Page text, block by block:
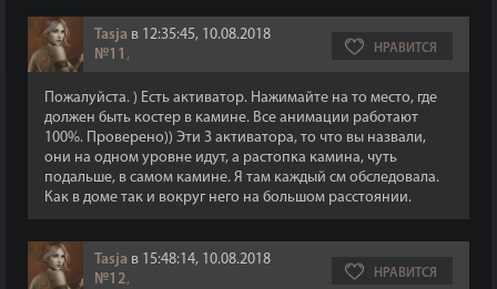
Tasja в 12:35:45, 10.08.2018
№11 , НРАВИТСЯ
Пожалуйста. ) Есть активатор. Нажимайте на то место, где
должен быть костер в камине. Все анимации работают
100%. Проверено)) Эти 3 активатора, то что вы назвали,
они на одном уровне идут, а растопка камина, чуть
подальше, в самом камине. Я там каждый см обследовала.
Как в доме так и вокруг него на большом расстоянии.
Tasja в 15:48:14, 10.08.2018
№12, НРАВИТСЯ